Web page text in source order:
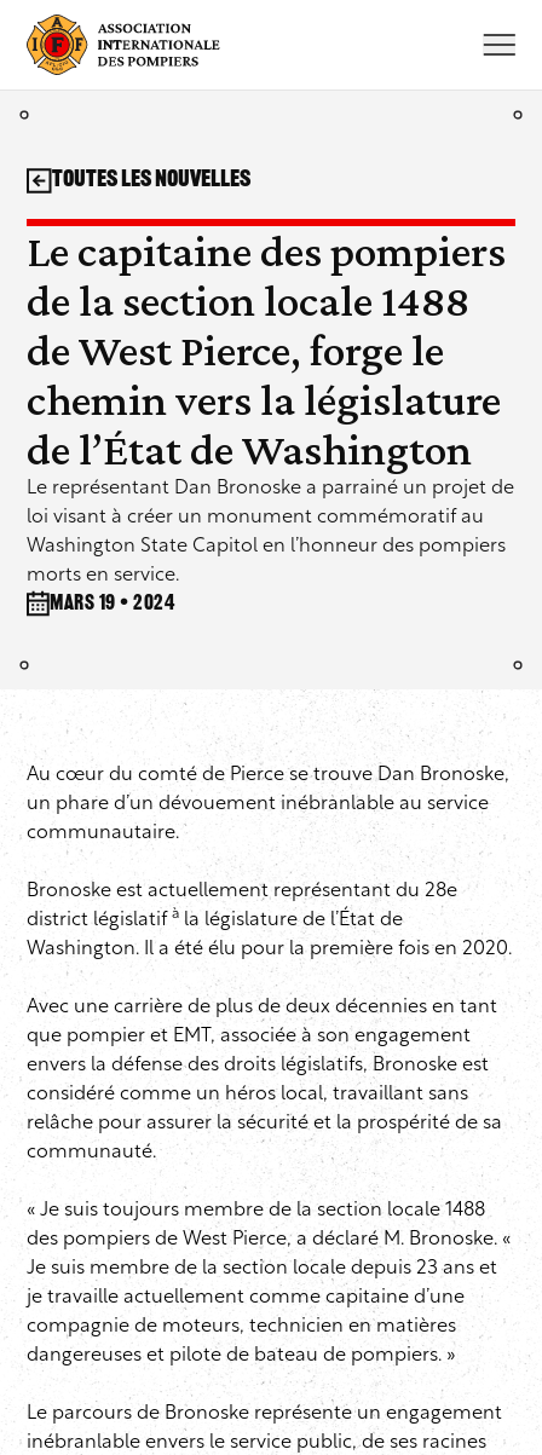
contenu
Le capitaine des pompiers
de la section locale 1488
de West Pierce, forge le
chemin vers la législature
de l’État de Washington
Le représentant Dan Bronoske a parrainé un projet de
loi visant à créer un monument commémoratif au
Washington State Capitol en l’honneur des pompiers
morts en service.
mars 19 • 2024
Toutes les nouvelles
Au cœur du comté de Pierce se trouve Dan Bronoske,
un phare d’un dévouement inébranlable au service
communautaire.
Bronoske est actuellement représentant du 28e
district législatif à la législature de l’État de
Washington. Il a été élu pour la première fois en 2020.
Avec une carrière de plus de deux décennies en tant
que pompier et EMT, associée à son engagement
envers la défense des droits législatifs, Bronoske est
considéré comme un héros local, travaillant sans
relâche pour assurer la sécurité et la prospérité de sa
communauté.
« Je suis toujours membre de la section locale 1488
des pompiers de West Pierce, a déclaré M. Bronoske. «
Je suis membre de la section locale depuis 23 ans et
je travaille actuellement comme capitaine d’une
compagnie de moteurs, technicien en matières
dangereuses et pilote de bateau de pompiers. »
Le parcours de Bronoske représente un engagement
inébranlable envers le service public, de ses racines